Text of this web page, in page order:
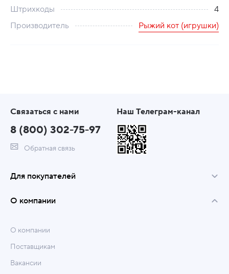
Штрихкоды
4
Производитель
Рыжий кот (игрушки)
Связаться с нами
8 (800) 302-75-97
Обратная связь
Наш Телеграм-канал
Для покупателей
О компании
О компании
Поставщикам
Вакансии